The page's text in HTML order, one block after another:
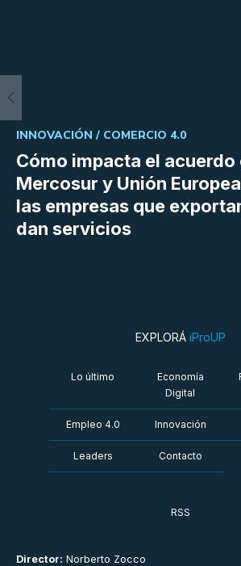
Cómo impacta el acuerdo
Mercosur y Unión
las empresas que
dan servicios
INNOVACIÓN / COMERCIO 4.0
Director: Norberto Zocco
EXPLORÁ iProUP
Lo último
Economía
Digital
Empleo 4.0 Innovación
Leaders Contacto
RSS